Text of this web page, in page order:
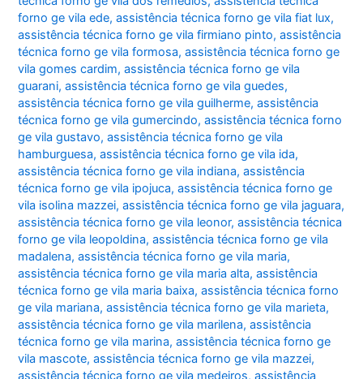
forno ge vila ede,assistência técnica forno ge vila fiat lux,
assistência técnica forno ge vila firmiano pinto,assistência
técnica forno ge vila formosa,assistência técnica forno ge
vila gomes cardim,assistência técnica forno ge vila
guarani,assistência técnica forno ge vila guedes,
assistência técnica forno ge vila guilherme,assistência
técnica forno ge vila gumercindo,assistência técnica forno
ge vila gustavo,assistência técnica forno ge vila
hamburguesa,assistência técnica forno ge vila ida,
assistência técnica forno ge vila indiana,assistência
técnica forno ge vila ipojuca,assistência técnica forno ge
vila isolina mazzei,assistência técnica forno ge vila jaguara,
assistência técnica forno ge vila leonor,assistência técnica
forno ge vila leopoldina,assistência técnica forno ge vila
madalena,assistência técnica forno ge vila maria,
assistência técnica forno ge vila maria alta,assistência
técnica forno ge vila maria baixa,assistência técnica forno
ge vila mariana,assistência técnica forno ge vila marieta,
assistência técnica forno ge vila marilena,assistência
técnica forno ge vila marina,assistência técnica forno ge
vila mascote,assistência técnica forno ge vila mazzei,
assistência técnica forno ge vila medeiros,assistência